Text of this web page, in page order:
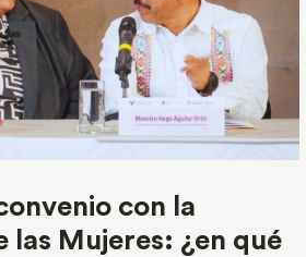
con la
las Mujeres: ¿en qué